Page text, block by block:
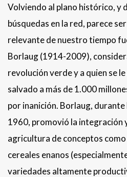
Volviendo al plano histórico, y
búsquedas en la red, parece
relevante de nuestro tiempo
Borlaug (1914-2009),
revolución verde y a quien se
salvado a más de 1.000
por inanición. Borlaug,
1960, promovió la integración
agricultura de conceptos
cereales enanos
variedades altamente